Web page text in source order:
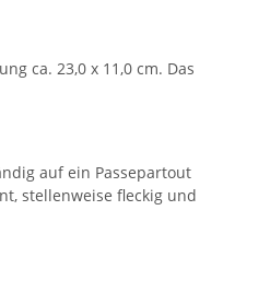
ca. 23,0 x 11,0 cm. Das
auf ein Passepartout
stellenweise fleckig und